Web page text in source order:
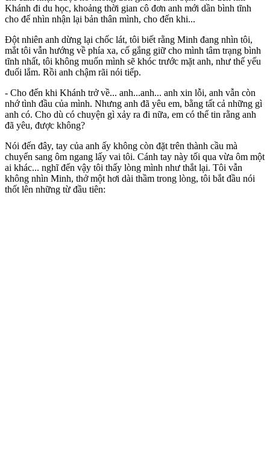
Khánh đi du học, khoảng thời gian cô đơn anh mới dần bình tĩnh
cho để nhìn nhận lại bản thân mình, cho đến khi...
Đột nhiên anh dừng lại chốc lát, tôi biết rằng Minh đang nhìn tôi,
mắt tôi vẫn hướng về phía xa, cố gắng giữ cho mình tâm trạng bình
tĩnh nhất, tôi không muốn mình sẽ khóc trước mặt anh, như thế yếu
đuối lắm. Rồi anh chậm rãi nói tiếp.
- Cho đến khi Khánh trở về... anh...anh... anh xin lỗi, anh vẫn còn
nhớ tình đầu của mình. Nhưng anh đã yêu em, bằng tất cả những gì
anh có. Cho dù có chuyện gì xảy ra đi nữa, em có thể tin rằng anh
đã yêu, được không?
Nói đến đây, tay của anh ấy không còn đặt trên thành cầu mà
chuyển sang ôm ngang lấy vai tôi. Cánh tay này tối qua vừa ôm một
ai khác... nghĩ đến vậy tôi thấy lòng mình như thắt lại. Tôi vẫn
không nhìn Minh, thở một hơi dài thầm trong lòng, tôi bắt đầu nói
thốt lên những từ đầu tiên: